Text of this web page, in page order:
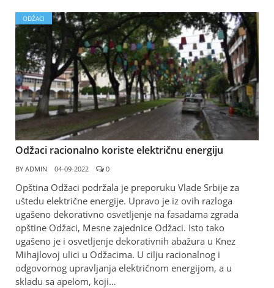
ODŽACI
Odžaci racionalno koriste električnu energiju
BY ADMIN 04-09-2022 0
Opština Odžaci podržala je preporuku Vlade Srbije za
uštedu električne energije. Upravo je iz ovih razloga
ugašeno dekorativno osvetljenje na fasadama zgrada
opštine Odžaci, Mesne zajednice Odžaci. Isto tako
ugašeno je i osvetljenje dekorativnih abažura u Knez
Mihajlovoj ulici u Odžacima. U cilju racionalnog i
odgovornog upravljanja električnom energijom, a u
skladu sa apelom, koji…